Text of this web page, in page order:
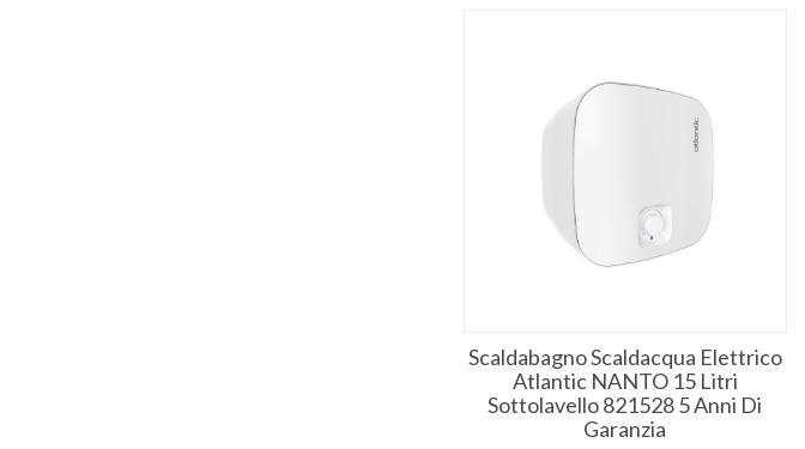
Scaldabagno Scaldacqua Elettrico
Atlantic NANTO 15 Litri
Sottolavello 821528 5 Anni Di
Garanzia